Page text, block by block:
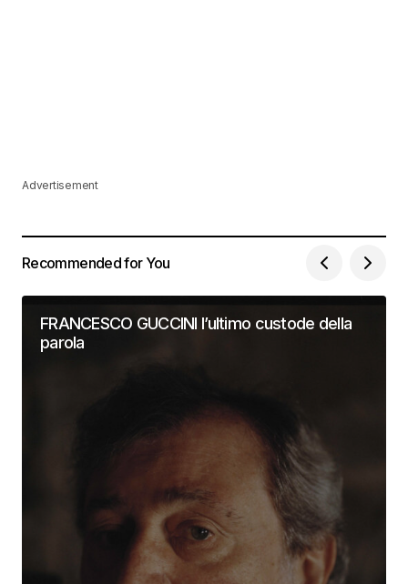
Advertisement
Recommended for You
FRANCESCO GUCCINI l’ultimo custode della
parola